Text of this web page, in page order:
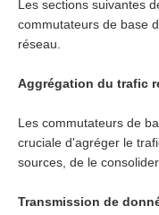
Les sections suivantes
commutateurs de base
réseau.
Aggrégation du trafic
Les commutateurs de
cruciale d'agréger le
sources, de le
Transmission de